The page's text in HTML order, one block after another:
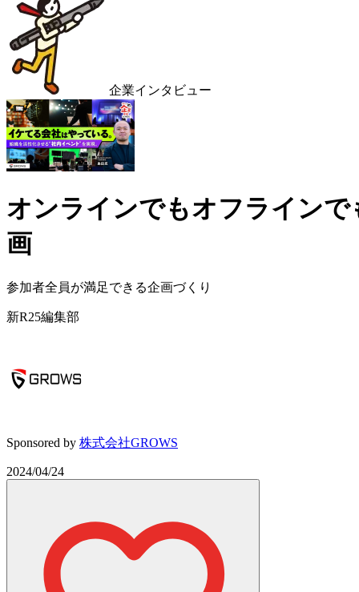
企業インタビュー
オンラインでもオフラインで
画
参加者全員が満足できる企画づくり
新R25編集部
Sponsored by 株式会社GROWS
2024/04/24